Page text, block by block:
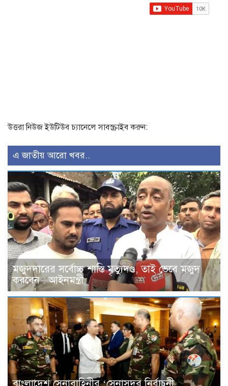
উত্তরা নিউজ ইউটিউব চ্যানেলে সাবস্ক্রাইব করুন:
এ জাতীয় আরো খবর..
মজুদদারের সর্বোচ্চ শাস্তি মৃত্যুদণ্ড, তাই ভেবে মজুদ
করবেন : আইনমন্ত্রী